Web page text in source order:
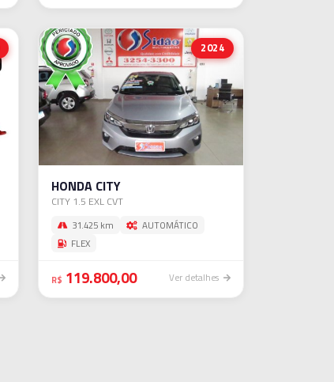
2024
HONDA CITY
CITY 1.5 EXL CVT
31.425 km
AUTOMÁTICO
FLEX
R$ 119.800,00 Ver detalhes